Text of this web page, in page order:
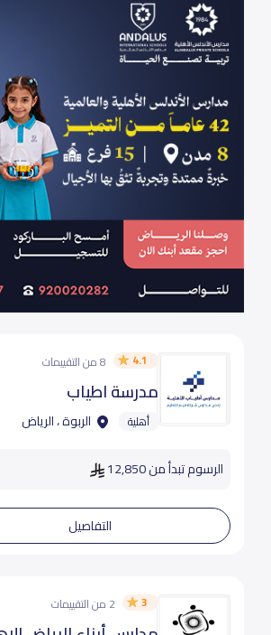
4.1 8 من التقييمات
مدرسة اطياب
أهلية الربوة ، الرياض
الرسوم تبدأ من 12,850
التفاصيل
3 2 من التقييمات